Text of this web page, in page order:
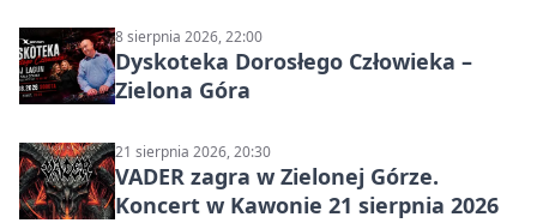
8 sierpnia 2026, 22:00
Dyskoteka Dorosłego Człowieka –
Zielona Góra
21 sierpnia 2026, 20:30
VADER zagra w Zielonej Górze.
Koncert w Kawonie 21 sierpnia 2026